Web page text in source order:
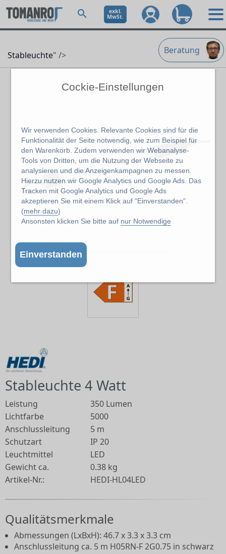
Cockie-Einstellungen
Wir verwenden Cookies. Relevante Cookies sind für die
Funktionalität der Seite notwendig, wie zum Beispiel für
den Warenkorb. Zudem verwenden wir Webanalyse-
Tools von Dritten, um die Nutzung der Webseite zu
analysieren und die Anzeigenkampagnen zu messen.
Hierzu nutzen wir Google Analytics und Google Ads. Das
Tracken mit Google Analytics und Google Ads
akzeptieren Sie mit einem Klick auf "Einverstanden".
(mehr dazu)
Ansonsten klicken Sie bitte auf nur Notwendige
Einverstanden
exkl.
MwSt.
Beratung
Stableuchte" />
Abbildung kann abweichen vom Original
Stableuchte 4 Watt
Leistung
350 Lumen
Lichtfarbe
5000
Anschlussleitung
5 m
Schutzart
IP 20
Leuchtmittel
LED
Gewicht ca.
0.38 kg
Artikel-Nr.:
HEDI-HL04LED
Qualitätsmerkmale
Abmessungen (LxBxH): 46.7 x 3.3 x 3.3 cm
Anschlussleitung ca. 5 m H05RN-F 2G0.75 in schwarz